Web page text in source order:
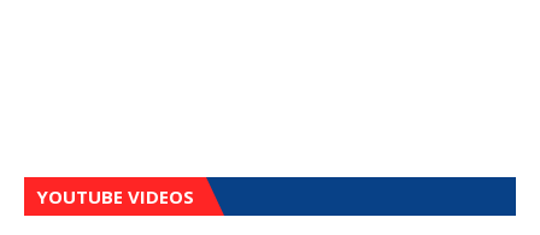
YOUTUBE VIDEOS